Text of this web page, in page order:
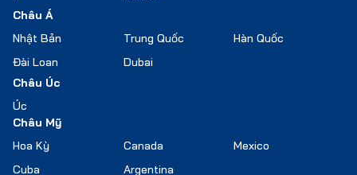
Châu Á
Nhật Bản
Trung Quốc
Hàn Quốc
Đài Loan
Dubai
Châu Úc
Úc
Châu Mỹ
Hoa Kỳ
Canada
Mexico
Cuba
Argentina